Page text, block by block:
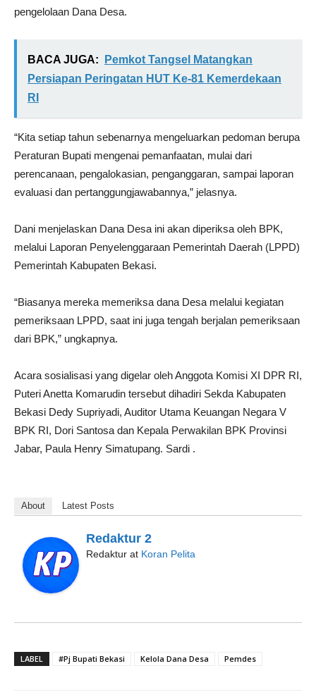
pengelolaan Dana Desa.
BACA JUGA:
Pemkot Tangsel Matangkan
Persiapan Peringatan HUT Ke-81 Kemerdekaan
RI
“Kita setiap tahun sebenarnya mengeluarkan pedoman berupa
Peraturan Bupati mengenai pemanfaatan, mulai dari
perencanaan, pengalokasian, penganggaran, sampai laporan
evaluasi dan pertanggungjawabannya,” jelasnya.
Dani menjelaskan Dana Desa ini akan diperiksa oleh BPK,
melalui Laporan Penyelenggaraan Pemerintah Daerah (LPPD)
Pemerintah Kabupaten Bekasi.
“Biasanya mereka memeriksa dana Desa melalui kegiatan
pemeriksaan LPPD, saat ini juga tengah berjalan pemeriksaan
dari BPK,” ungkapnya.
Acara sosialisasi yang digelar oleh Anggota Komisi XI DPR RI,
Puteri Anetta Komarudin tersebut dihadiri Sekda Kabupaten
Bekasi Dedy Supriyadi, Auditor Utama Keuangan Negara V
BPK RI, Dori Santosa dan Kepala Perwakilan BPK Provinsi
Jabar, Paula Henry Simatupang. Sardi .
About Latest Posts
Redaktur 2
Redaktur at Koran Pelita
LABEL #Pj Bupati Bekasi Kelola Dana Desa Pemdes